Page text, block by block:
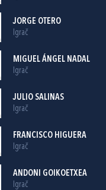
JORGE OTERO
Igrač
MIGUEL ÁNGEL NADAL
Igrač
JULIO SALINAS
Igrač
FRANCISCO HIGUERA
Igrač
ANDONI GOIKOETXEA
Igrač